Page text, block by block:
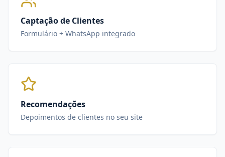
Captação de Clientes
Formulário + WhatsApp integrado
Recomendações
Depoimentos de clientes no seu site